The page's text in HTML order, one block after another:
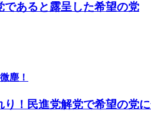
あると露呈した希望の党
塵！
り！民進党解党で希望の党